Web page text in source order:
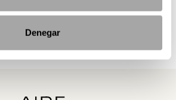
Denegar